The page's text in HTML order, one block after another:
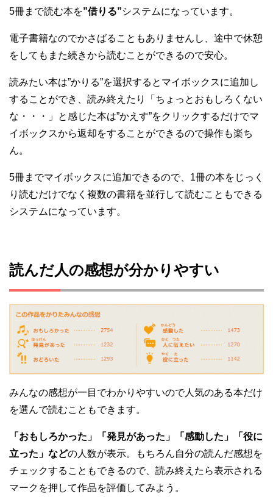
5冊まで読む本を”借りる”システムになっています。
電子書籍なのでかさばることもありませんし、途中で休憩
をしてもまた続きから読むことができるので安心。
読みたい本は”かりる”を選択するとマイボックスに追加し
することができ、読み終えたり「ちょっとおもしろくない
な・・・」と感じた本は”かえす”をクリックするだけでマ
イボックスから返却をすることができるので操作も楽ち
ん。
5冊までマイボックスに追加できるので、1冊の本をじっく
り読むだけでなく複数の書籍を並行して読むこともできる
システムになっています。
読んだ人の感想が分かりやすい
みんなの感想が一目でわかりやすいので人気のある本だけ
を選んで読むこともできます。
「おもしろかった」「発見があった」「感動した」「役に
立った」などの人数が表示。もちろん自分の読んだ感想を
チェックすることもできるので、読み終えたら表示される
マークを押して作品を評価してみよう。